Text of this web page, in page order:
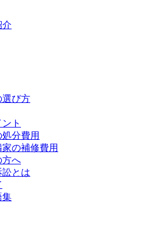
介
選び方
ト
分費用
の補修費用
方へ
とは
集